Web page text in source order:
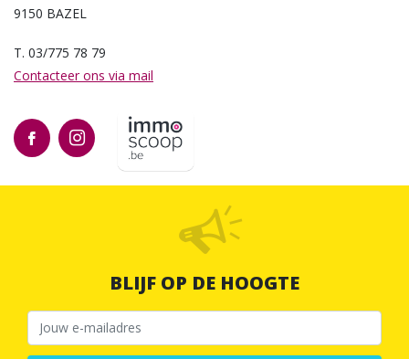
9150 BAZEL
T. 03/775 78 79
Contacteer ons via mail
BLIJF OP DE HOOGTE